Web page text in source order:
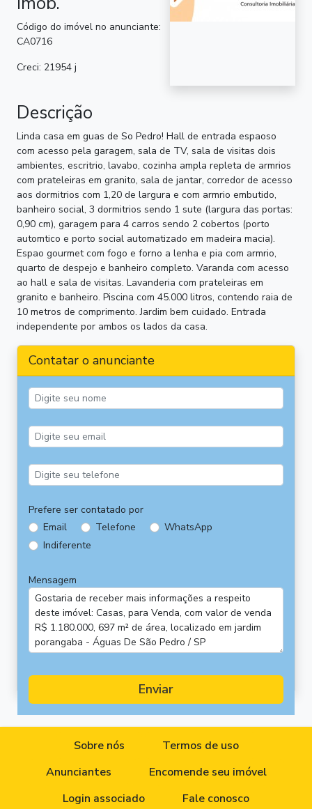
Código do imóvel no anunciante:
CA0716
Creci: 21954 j
Descrição
Linda casa em guas de So Pedro! Hall de entrada espaoso
com acesso pela garagem, sala de TV, sala de visitas dois
ambientes, escritrio, lavabo, cozinha ampla repleta de armrios
com prateleiras em granito, sala de jantar, corredor de acesso
aos dormitrios com 1,20 de largura e com armrio embutido,
banheiro social, 3 dormitrios sendo 1 sute (largura das portas:
0,90 cm), garagem para 4 carros sendo 2 cobertos (porto
automtico e porto social automatizado em madeira macia).
Espao gourmet com fogo e forno a lenha e pia com armrio,
quarto de despejo e banheiro completo. Varanda com acesso
ao hall e sala de visitas. Lavanderia com prateleiras em
granito e banheiro. Piscina com 45.000 litros, contendo raia de
10 metros de comprimento. Jardim bem cuidado. Entrada
independente por ambos os lados da casa.
Contatar o anunciante
Prefere ser contatado por
Email
Telefone
WhatsApp
Indiferente
Mensagem
Enviar
Sobre nós
Termos de uso
Anunciantes
Encomende seu imóvel
Login associado
Fale conosco